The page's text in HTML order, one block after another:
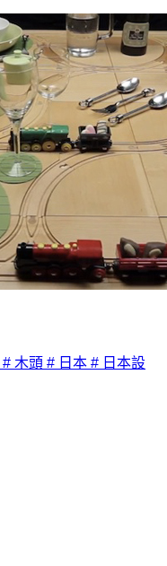
# 木頭 # 日本 # 日本設